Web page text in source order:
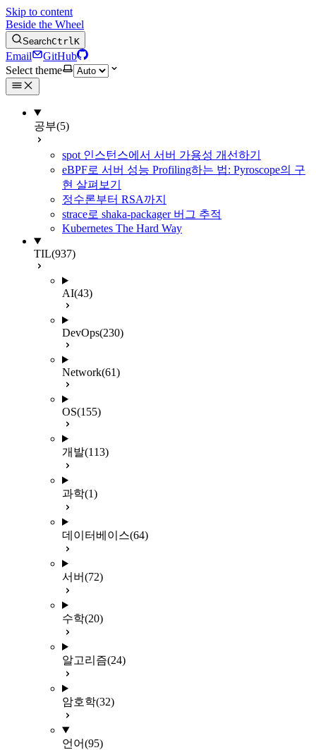
Skip to content
Beside the Wheel
SearchCtrlK
Email
GitHub
Select theme
공부(5)
spot 인스턴스에서 서버 가용성 개선하기
eBPF로 서버 성능 Profiling하는 법: Pyroscope의 구
현 살펴보기
정수론부터 RSA까지
strace로 shaka-packager 버그 추적
Kubernetes The Hard Way
TIL(937)
AI(43)
DevOps(230)
Network(61)
OS(155)
개발(113)
과학(1)
데이터베이스(64)
서버(72)
수학(20)
알고리즘(24)
암호학(32)
언어(95)